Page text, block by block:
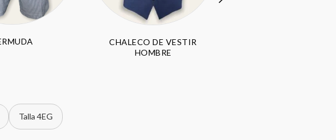
CHALECO DE VESTIR
HOMBRE
Talla 4EG